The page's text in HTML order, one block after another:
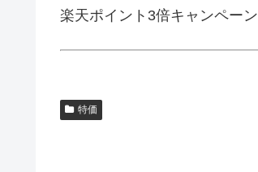
楽天ポイント3倍キャンペーン
特価